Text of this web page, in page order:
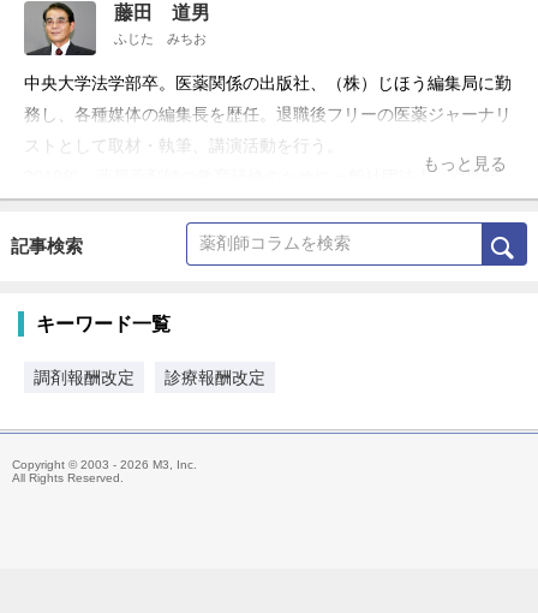
藤田 道男
ふじた みちお
中央大学法学部卒。医薬関係の出版社、（株）じほう編集局に勤
務し、各種媒体の編集長を歴任。退職後フリーの医薬ジャーナリ
ストとして取材・執筆、講演活動を行う。
2010年、薬局薬剤師の教育研修のために一般社団法人「次世代
薬局研究会2025」を立ち上げ、代表を務める。
主な著書は『2025年の薬局・薬剤師 未来を拓く20の提言』
『かかりつけ薬局50選』『残る薬剤師 消える薬剤師』など多
もっと見る
記事検索
キーワード一覧
調剤報酬改定 診療報酬改定
Copyright © 2003 - 2026 M3, Inc.
All Rights Reserved.